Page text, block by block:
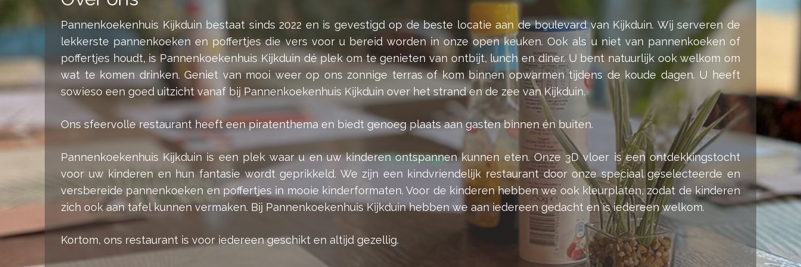
Pannenkoekenhuis Kijkduin bestaat sinds 2022 en is gevestigd op de beste locatie aan de boulevard van Kijkduin. Wij serveren de
lekkerste pannenkoeken en poffertjes die vers voor u bereid worden in onze open keuken. Ook als u niet van pannenkoeken of
poffertjes houdt, is Pannenkoekenhuis Kijkduin dé plek om te genieten van ontbijt, lunch en diner. U bent natuurlijk ook welkom om
wat te komen drinken. Geniet van mooi weer op ons zonnige terras of kom binnen opwarmen tijdens de koude dagen. U heeft
sowieso een goed uitzicht vanaf bij Pannenkoekenhuis Kijkduin over het strand en de zee van Kijkduin.
Ons sfeervolle restaurant heeft een piratenthema en biedt genoeg plaats aan gasten binnen én buiten.
Pannenkoekenhuis Kijkduin is een plek waar u en uw kinderen ontspannen kunnen eten. Onze 3D vloer is een ontdekkingstocht
voor uw kinderen en hun fantasie wordt geprikkeld. We zijn een kindvriendelijk restaurant door onze speciaal geselecteerde en
versbereide pannenkoeken en poffertjes in mooie kinderformaten. Voor de kinderen hebben we ook kleurplaten, zodat de kinderen
zich ook aan tafel kunnen vermaken. Bij Pannenkoekenhuis Kijkduin hebben we aan iedereen gedacht en is iedereen welkom.
Kortom, ons restaurant is voor iedereen geschikt en altijd gezellig.